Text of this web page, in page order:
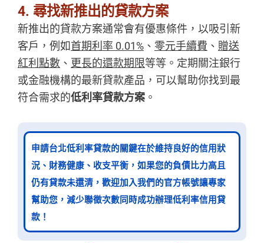
4. 尋找新推出的貸款方案
新推出的貸款方案通常會有優惠條件，以吸引新
客戶，例如首期利率 0.01% 、 零元手續費 、 贈送
紅利點數 、 更長的還款期限等等。定期關注銀行
或金融機構的最新貸款產品，可以幫助你找到最
符合需求的低利率貸款方案 。
申請台北低利率貸款的關鍵在於維持良好的信用狀
況、財務健康、收支平衡，如果您的負債比力高且
仍有貸款未還清，歡迎加入我們的官方帳號讓專家
幫助您，減少聯徵次數同時成功辦理低利率信用貸
款！